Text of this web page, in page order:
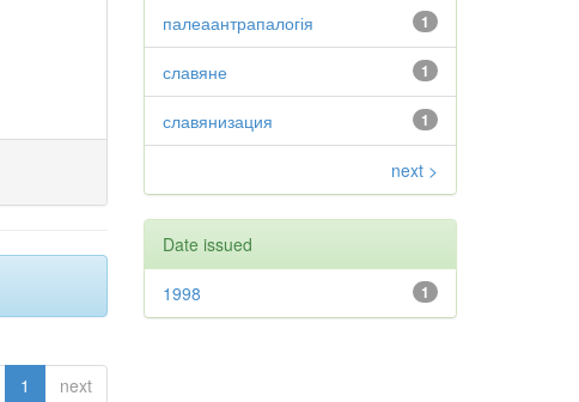
1 next
1
палеаантрапалогія
1
славяне
1
славянизация
next >
Date issued
1
1998